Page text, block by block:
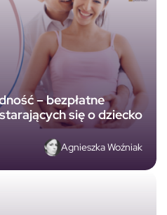
– bezpłatne
się o dziecko
Agnieszka Woźniak